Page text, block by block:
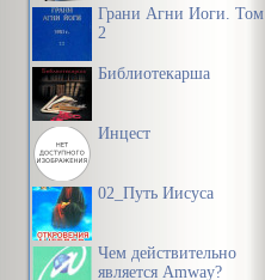
Грани Агни Йоги. Том
2
Библиотекарша
Инцест
02_Путь Иисуса
Чем действительно
является Amway?